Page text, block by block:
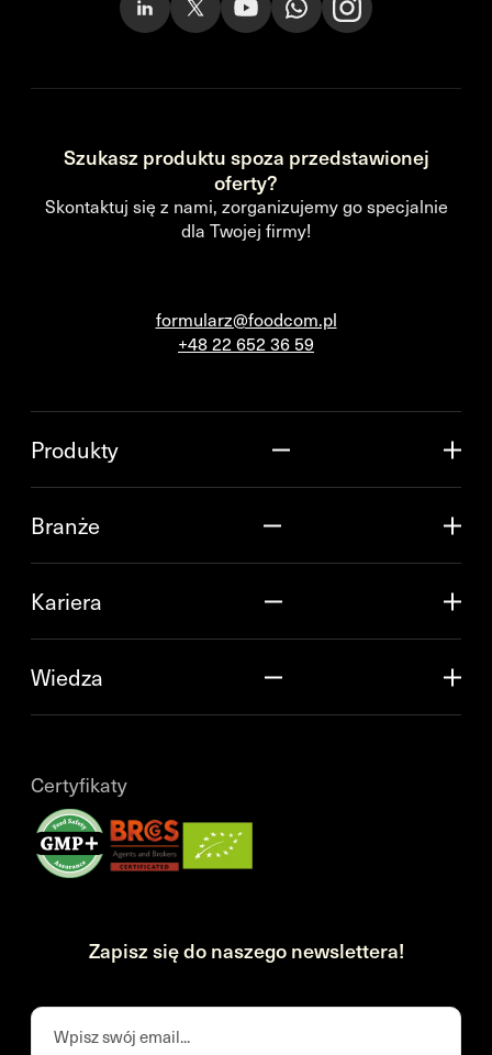
Szukasz produktu spoza przedstawionej
oferty?
Skontaktuj się z nami, zorganizujemy go specjalnie
dla Twojej firmy!
formularz@foodcom.pl
+48 22 652 36 59
Produkty
Branże
Kariera
Wiedza
Certyfikaty
Zapisz się do naszego newslettera!